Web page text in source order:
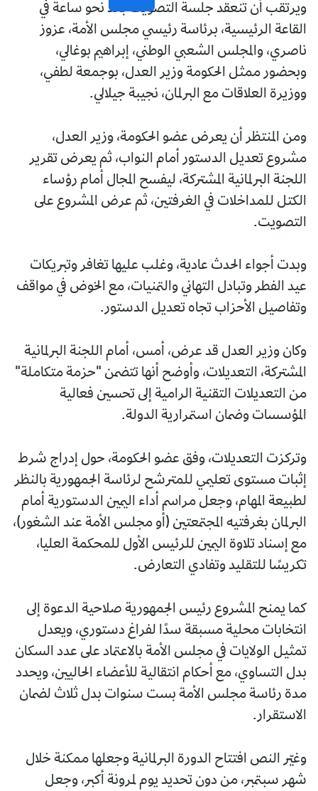
ويرتقب أن تنعقد جلسة التصويت بعد نحو ساعة في
القاعة الرئيسية، برئاسة رئيسي مجلس الأمة، عزوز
ناصري، والمجلس الشعبي الوطني، إبراهيم بوغالي،
وبحضور ممثل الحكومة وزير العدل، بوجمعة لطفي،
ووزيرة العلاقات مع البرلمان، نجيبة جيلالي.
ومن المنتظر أن يعرض عضو الحكومة، وزير العدل،
مشروع تعديل الدستور أمام النواب، ثم يعرض تقرير
اللجنة البرلمانية المشتركة، ليفسح المجال أمام رؤساء
الكتل للمداخلات في الغرفتين، ثم عرض المشروع على
التصويت.
وبدت أجواء الحدث عادية، وغلب عليها تغافر وتبريكات
عيد الفطر وتبادل التهاني والتمنيات، مع الخوض في مواقف
وتفاصيل الأحزاب تجاه تعديل الدستور.
وكان وزير العدل قد عرض، أمس، أمام اللجنة البرلمانية
المشتركة، التعديلات، وأوضح أنها تتضمن "حزمة متكاملة"
من التعديلات التقنية الرامية إلى تحسين فعالية
المؤسسات وضمان استمرارية الدولة.
وتركزت التعديلات، وفق عضو الحكومة، حول إدراج شرط
إثبات مستوى تعليمي للمترشح لرئاسة الجمهورية بالنظر
لطبيعة المهام، وجعل مراسم أداء اليمين الدستورية أمام
البرلمان بغرفتيه المجتمعتين (أو مجلس الأمة عند الشغور)،
مع إسناد تلاوة اليمين للرئيس الأول للمحكمة العليا،
تكريسًا للتقليد وتفادي التعارض.
كما يمنح المشروع رئيس الجمهورية صلاحية الدعوة إلى
انتخابات محلية مسبقة سدًا لفراغ دستوري، ويعدل
تمثيل الولايات في مجلس الأمة بالاعتماد على عدد السكان
بدل التساوي، مع أحكام انتقالية للأعضاء الحاليين، ويحدد
مدة رئاسة مجلس الأمة بست سنوات بدل ثلاث لضمان
الاستقرار.
وغيّر النص افتتاح الدورة البرلمانية وجعلها ممكنة خلال
شهر سبتمبر، من دون تحديد يوم لمرونة أكبر، وجعل